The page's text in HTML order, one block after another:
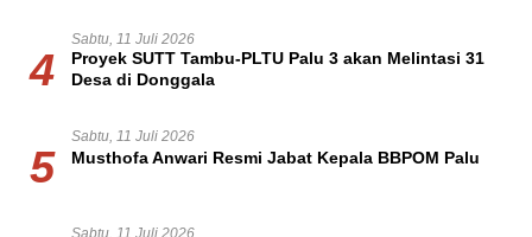
4
Sabtu, 11 Juli 2026
Proyek SUTT Tambu-PLTU Palu 3 akan Melintasi 31
Desa di Donggala
5
Sabtu, 11 Juli 2026
Musthofa Anwari Resmi Jabat Kepala BBPOM Palu
Sabtu, 11 Juli 2026